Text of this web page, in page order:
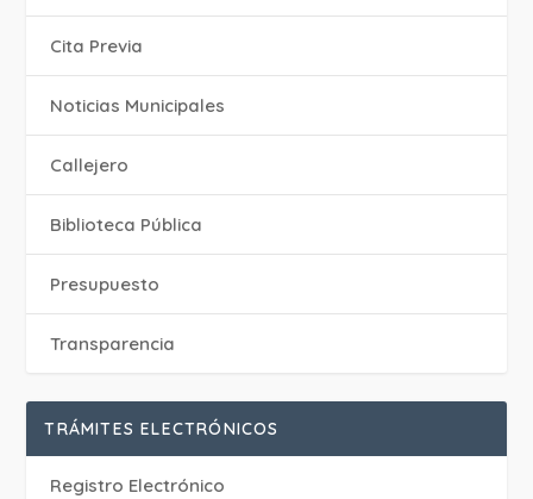
Cita Previa
‎Noticias Municipales
Callejero
Biblioteca Pública
Presupuesto
Transparencia
TRÁMITES ELECTRÓNICOS
Registro Electrónico